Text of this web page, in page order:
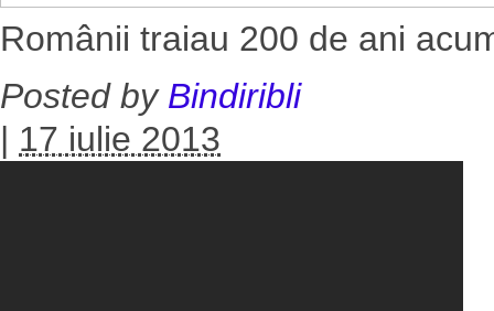
Românii traiau 200 de ani
Posted by Bindiribli
| 17 iulie 2013